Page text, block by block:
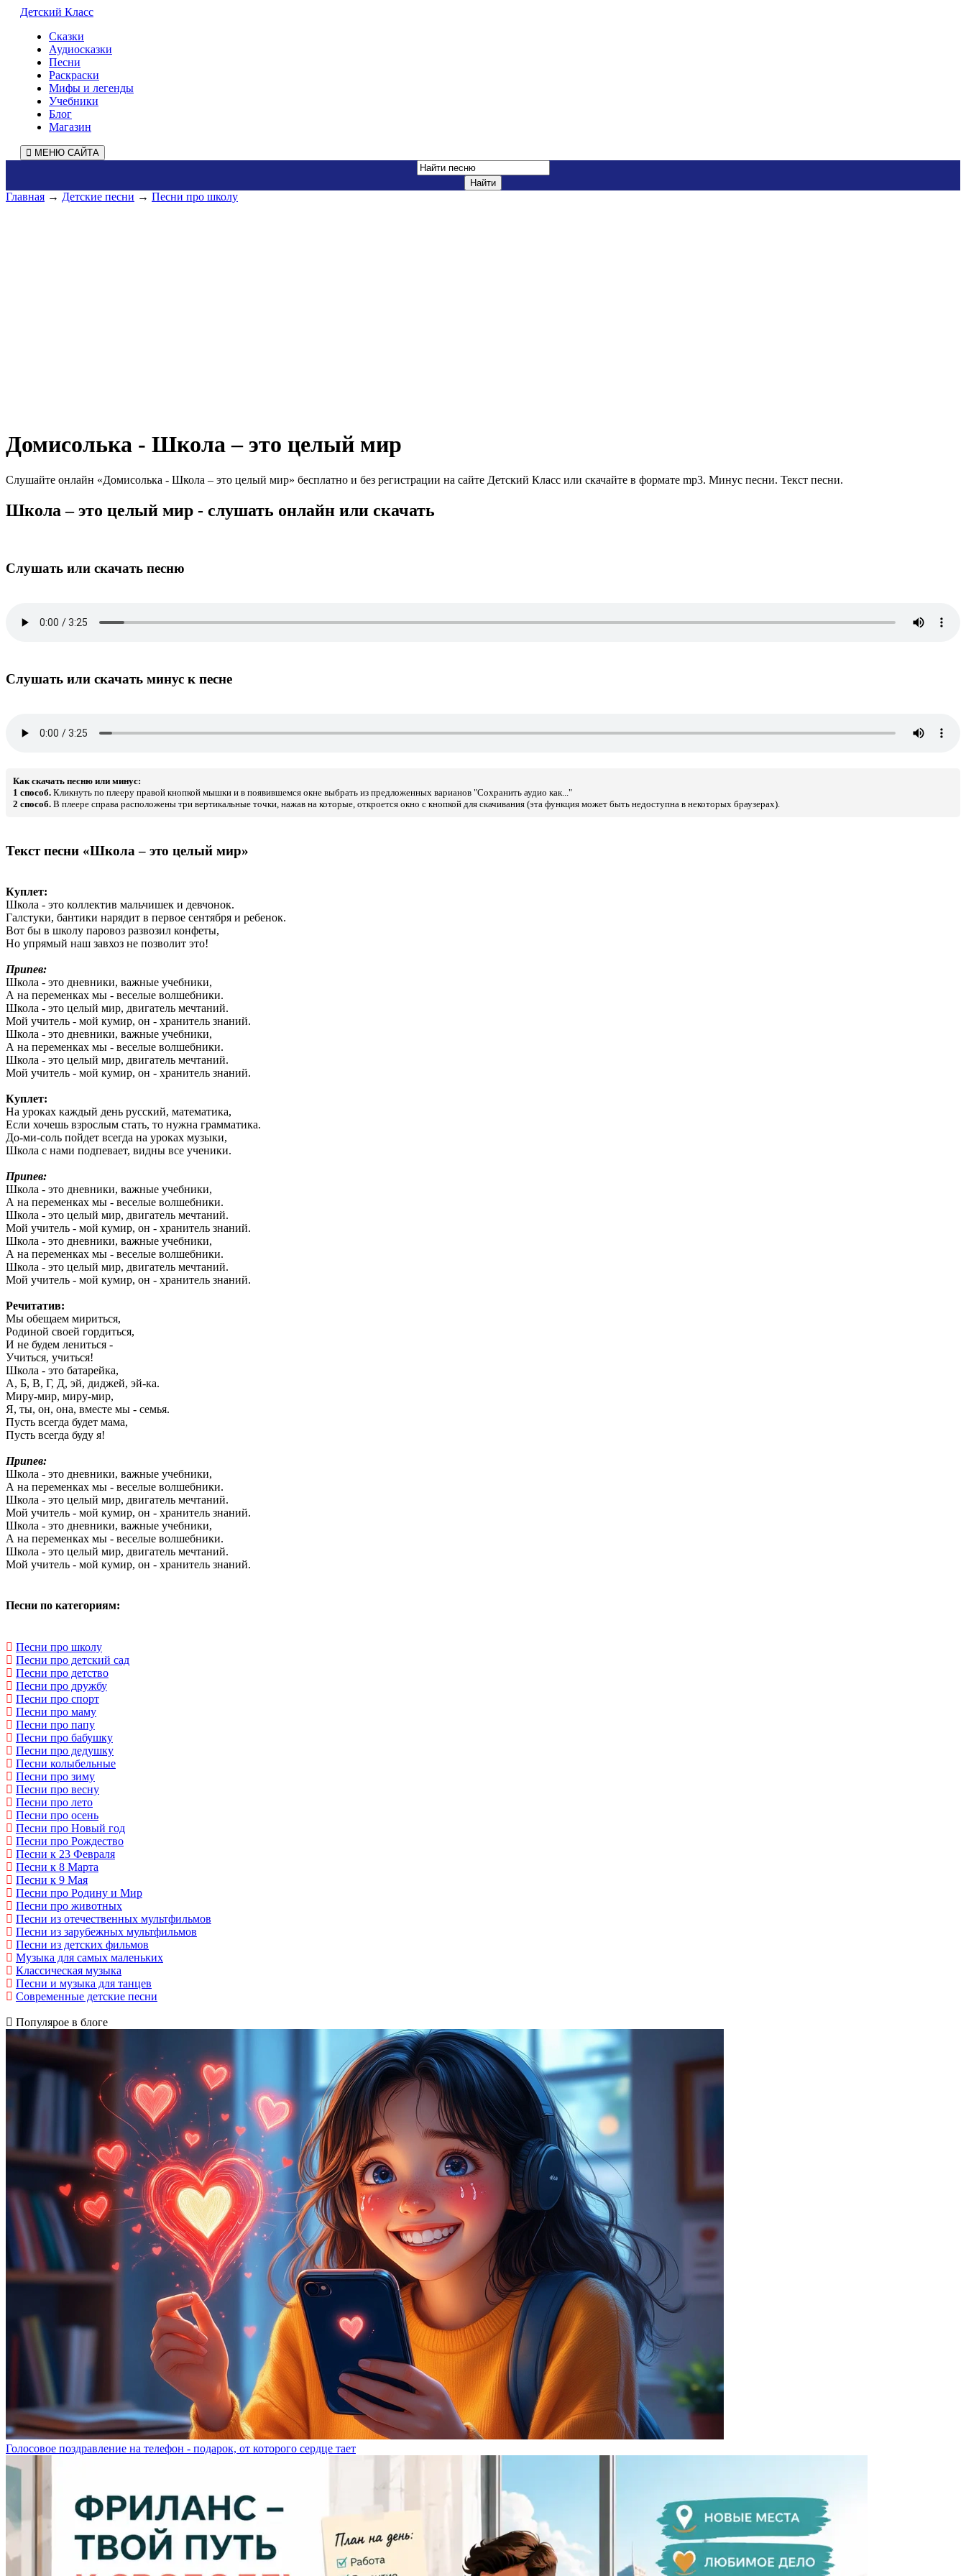
Детский Класс
Сказки
Аудиосказки
Песни
Раскраски
Мифы и легенды
Учебники
Блог
Магазин
МЕНЮ САЙТА
Главная → Детские песни → Песни про школу
Домисолька - Школа – это целый мир
Слушайте онлайн «Домисолька - Школа – это целый мир» бесплатно и без регистрации на сайте Детский Класс или скачайте в формате mp3. Минус песни. Текст песни.
Школа – это целый мир - слушать онлайн или скачать
Слушать или скачать песню
Слушать или скачать минус к песне
Как скачать песню или минус:
1 способ. Кликнуть по плееру правой кнопкой мышки и в появившемся окне выбрать из предложенных варианов "Сохранить аудио как..."
2 способ. В плеере справа расположены три вертикальные точки, нажав на которые, откроется окно с кнопкой для скачивания (эта функция может быть недоступна в некоторых браузерах).
Текст песни «Школа – это целый мир»
Куплет:
Школа - это коллектив мальчишек и девчонок.
Галстуки, бантики нарядит в первое сентября и ребенок.
Вот бы в школу паровоз развозил конфеты,
Но упрямый наш завхоз не позволит это!
Припев:
Школа - это дневники, важные учебники,
А на переменках мы - веселые волшебники.
Школа - это целый мир, двигатель мечтаний.
Мой учитель - мой кумир, он - хранитель знаний.
Школа - это дневники, важные учебники,
А на переменках мы - веселые волшебники.
Школа - это целый мир, двигатель мечтаний.
Мой учитель - мой кумир, он - хранитель знаний.
Куплет:
На уроках каждый день русский, математика,
Если хочешь взрослым стать, то нужна грамматика.
До-ми-соль пойдет всегда на уроках музыки,
Школа с нами подпевает, видны все ученики.
Припев:
Школа - это дневники, важные учебники,
А на переменках мы - веселые волшебники.
Школа - это целый мир, двигатель мечтаний.
Мой учитель - мой кумир, он - хранитель знаний.
Школа - это дневники, важные учебники,
А на переменках мы - веселые волшебники.
Школа - это целый мир, двигатель мечтаний.
Мой учитель - мой кумир, он - хранитель знаний.
Речитатив:
Мы обещаем мириться,
Родиной своей гордиться,
И не будем лениться -
Учиться, учиться!
Школа - это батарейка,
А, Б, В, Г, Д, эй, диджей, эй-ка.
Миру-мир, миру-мир,
Я, ты, он, она, вместе мы - семья.
Пусть всегда будет мама,
Пусть всегда буду я!
Припев:
Школа - это дневники, важные учебники,
А на переменках мы - веселые волшебники.
Школа - это целый мир, двигатель мечтаний.
Мой учитель - мой кумир, он - хранитель знаний.
Школа - это дневники, важные учебники,
А на переменках мы - веселые волшебники.
Школа - это целый мир, двигатель мечтаний.
Мой учитель - мой кумир, он - хранитель знаний.
Песни по категориям:
Песни про школу
Песни про детский сад
Песни про детство
Песни про дружбу
Песни про спорт
Песни про маму
Песни про папу
Песни про бабушку
Песни про дедушку
Песни колыбельные
Песни про зиму
Песни про весну
Песни про лето
Песни про осень
Песни про Новый год
Песни про Рождество
Песни к 23 Февраля
Песни к 8 Марта
Песни к 9 Мая
Песни про Родину и Мир
Песни про животных
Песни из отечественных мультфильмов
Песни из зарубежных мультфильмов
Песни из детских фильмов
Музыка для самых маленьких
Классическая музыка
Песни и музыка для танцев
Современные детские песни
Популярое в блоге
Голосовое поздравление на телефон - подарок, от которого сердце тает